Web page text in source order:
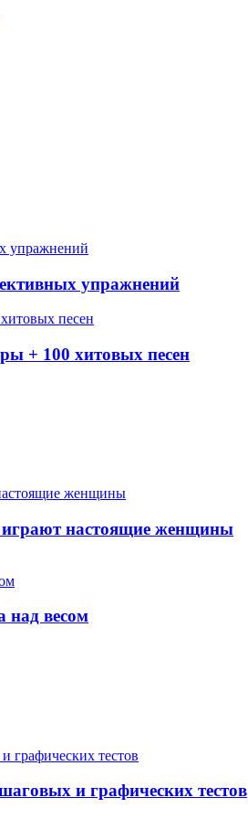
упражнений
+ 100 хитовых песен
настоящие женщины
над весом
и графических тестов